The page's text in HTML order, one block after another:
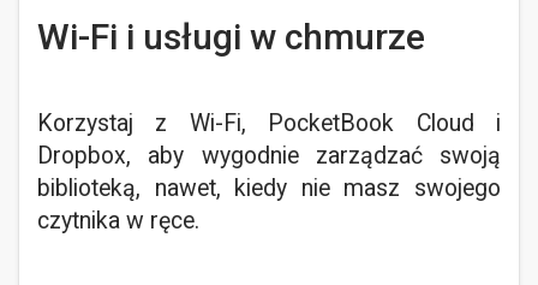
Wi-Fi i usługi w chmurze
Korzystaj z Wi-Fi, PocketBook Cloud i
Dropbox, aby wygodnie zarządzać swoją
biblioteką, nawet, kiedy nie masz swojego
czytnika w ręce.